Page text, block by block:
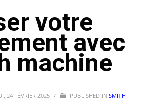
votre
avec
machine
24 FÉVRIER 2025 / PUBLISHED IN SMITH